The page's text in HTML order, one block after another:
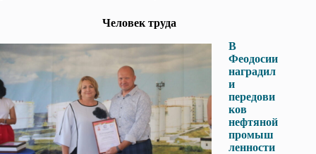
Человек труда
В
Феодосии
наградил
и
передови
ков
нефтяной
промыш
ленности